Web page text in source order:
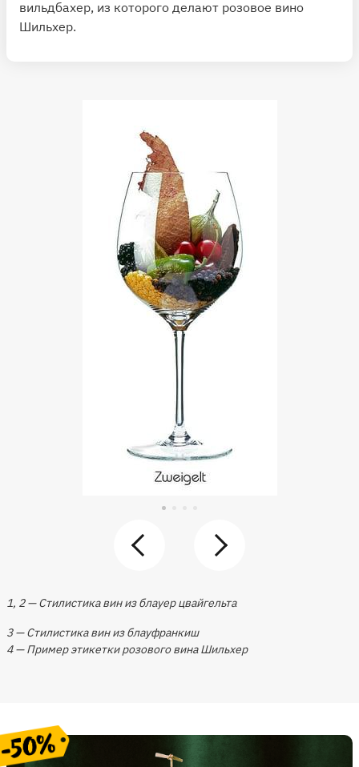
вильдбахер, из которого делают розовое вино
Шильхер.
1, 2 — Стилистика вин из блауер цвайгельта
3 — Стилистика вин из блауфранкиш
4 — Пример этикетки розового вина Шильхер